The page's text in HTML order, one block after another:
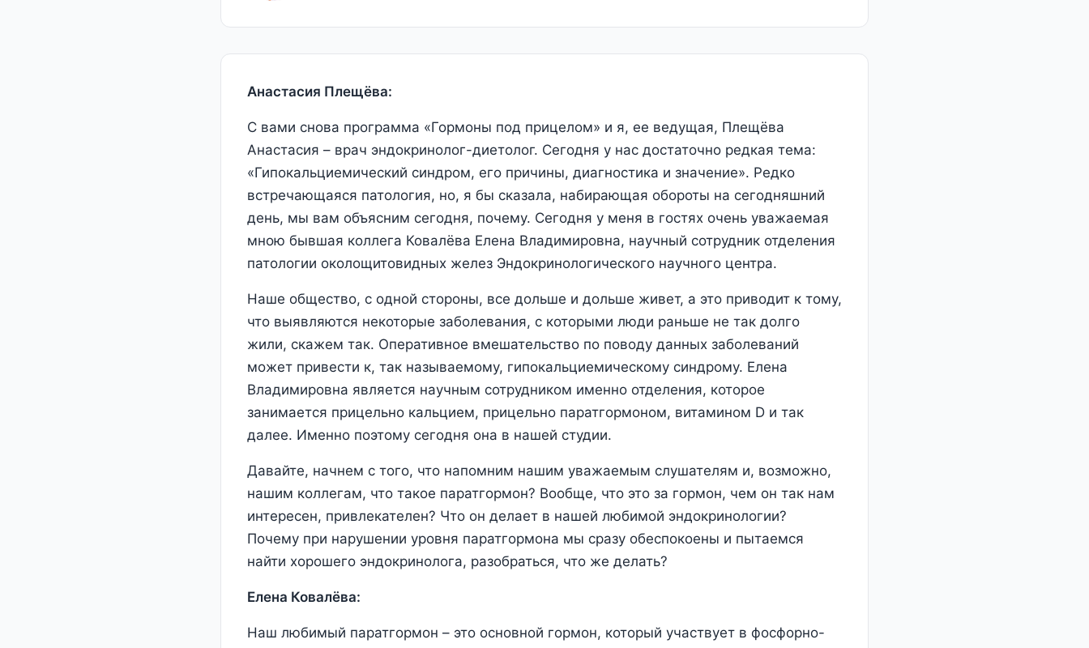
Анастасия Плещёва:
С вами снова программа «Гормоны под прицелом» и я, ее ведущая, Плещёва
Анастасия – врач эндокринолог-диетолог. Сегодня у нас достаточно редкая тема:
«Гипокальциемический синдром, его причины, диагностика и значение». Редко
встречающаяся патология, но, я бы сказала, набирающая обороты на сегодняшний
день, мы вам объясним сегодня, почему. Сегодня у меня в гостях очень уважаемая
мною бывшая коллега Ковалёва Елена Владимировна, научный сотрудник отделения
патологии околощитовидных желез Эндокринологического научного центра.
Наше общество, с одной стороны, все дольше и дольше живет, а это приводит к тому,
что выявляются некоторые заболевания, с которыми люди раньше не так долго
жили, скажем так. Оперативное вмешательство по поводу данных заболеваний
может привести к, так называемому, гипокальциемическому синдрому. Елена
Владимировна является научным сотрудником именно отделения, которое
занимается прицельно кальцием, прицельно паратгормоном, витамином D и так
далее. Именно поэтому сегодня она в нашей студии.
Давайте, начнем с того, что напомним нашим уважаемым слушателям и, возможно,
нашим коллегам, что такое паратгормон? Вообще, что это за гормон, чем он так нам
интересен, привлекателен? Что он делает в нашей любимой эндокринологии?
Почему при нарушении уровня паратгормона мы сразу обеспокоены и пытаемся
найти хорошего эндокринолога, разобраться, что же делать?
Елена Ковалёва:
Наш любимый паратгормон – это основной гормон, который участвует в фосфорно-